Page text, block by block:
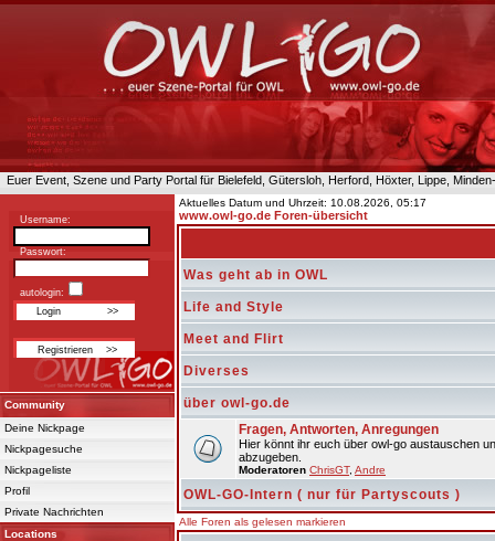
Euer Event, Szene und Party Portal für Bielefeld, Gütersloh, Herford, Höxter, Lippe,
Username:
Passwort:
autologin:
Community
Deine Nickpage
Nickpagesuche
Nickpageliste
Profil
Private Nachrichten
Locations
Aktuelles Datum und Uhrzeit: 10.08.2026, 05:17
www.owl-go.de Foren-übersicht
Was geht ab in OWL
Life and Style
Meet and Flirt
Diverses
über owl-go.de
Fragen, Antworten, Anregungen
Hier könnt ihr euch über owl-go austauschen
abzugeben.
Moderatoren ChrisGT, Andre
OWL-GO-Intern ( nur für Partyscouts )
Alle Foren als gelesen markieren